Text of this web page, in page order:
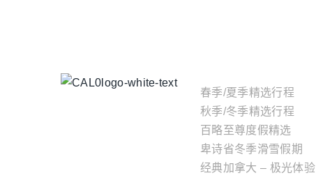
春季/夏季精选行程
秋季/冬季精选行程
百略至尊度假精选
卑诗省冬季滑雪假期
经典加拿大 – 极光体验